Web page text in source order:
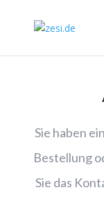
Sie haben
Bestellung
Sie das